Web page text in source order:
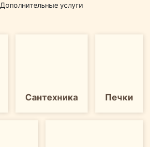
Дополнительные услуги
Сантехника Печки